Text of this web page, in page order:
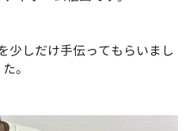
少しだけ手伝ってもらいまし
た。